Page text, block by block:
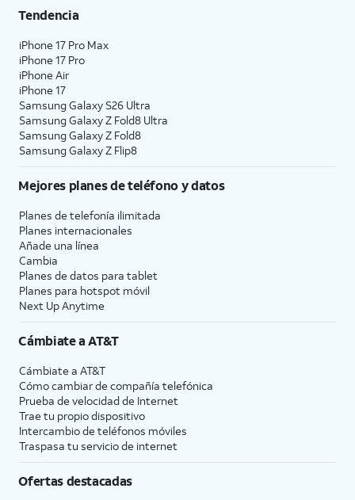
Tendencia
iPhone 17 Pro Max
iPhone 17 Pro
iPhone Air
iPhone 17
Samsung Galaxy S26 Ultra
Samsung Galaxy Z Fold8 Ultra
Samsung Galaxy Z Fold8
Samsung Galaxy Z Flip8
Mejores planes de teléfono y datos
Planes de telefonía ilimitada
Planes internacionales
Añade una línea
Cambia
Planes de datos para tablet
Planes para hotspot móvil
Next Up Anytime
Cámbiate aAT&T
Cámbiate a AT&T
Cómo cambiar de compañía telefónica
Prueba de velocidad de Internet
Trae tu propio dispositivo
Intercambio de teléfonos móviles
Traspasa tu servicio de internet
Ofertas destacadas